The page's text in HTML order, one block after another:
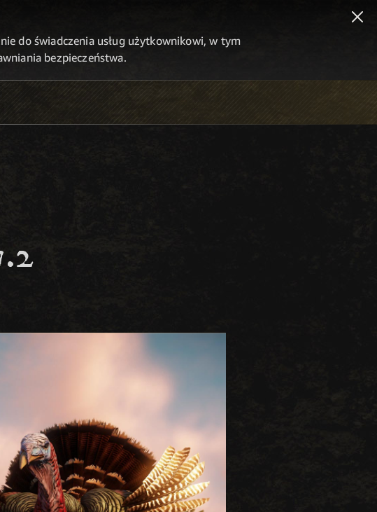
do świadczenia usług użytkownikowi, w tym
bezpieczeństwa.